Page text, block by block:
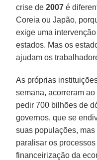
crise de2007 é
Coreia ou Japão,
exige uma
estados. Mas os
ajudam os
As próprias
semana, acorreram ao
pedir 700 bilhões de
governos, que se
suas populações,
paralisar os
financeirização da